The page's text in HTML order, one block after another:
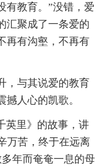
有教育。”没错，爱
汇聚成了一条爱的
再有沟壑，不再有
，与其说爱的教育
人心的凯歌。
英里》的故事，讲
万苦，终于在远离
年而奄奄一息的母